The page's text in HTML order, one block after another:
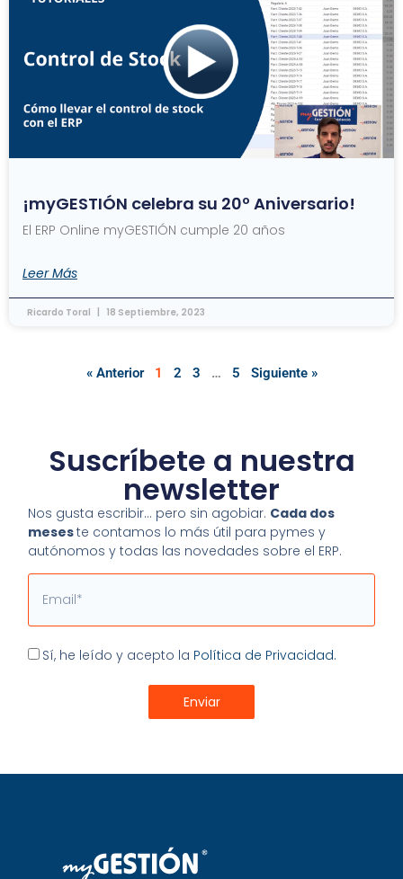
¡myGESTIÓN celebra su 20º Aniversario!
El ERP Online myGESTIÓN cumple 20 años
Leer Más
Ricardo Toral 18 Septiembre, 2023
« Anterior 1 2 3 … 5 Siguiente »
Suscríbete a nuestra
newsletter
Nos gusta escribir… pero sin agobiar. Cada dos
meseste contamos lo más útil para pymes y
autónomos y todas las novedades sobre el ERP.
Email
Aceptación
Sí, he leído y acepto la Política de Privacidad.
Enviar